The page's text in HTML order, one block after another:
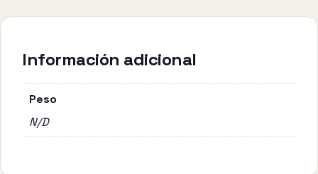
Información adicional
Peso
N/D